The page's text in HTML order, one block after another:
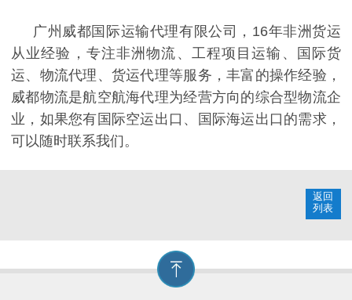
广州威都国际运输代理有限公司，16年非洲货运
从业经验，专注非洲物流、工程项目运输、国际货
运、物流代理、货运代理等服务，丰富的操作经验，
威都物流是航空航海代理为经营方向的综合型物流企
业，如果您有国际空运出口、国际海运出口的需求，
可以随时联系我们。
返回
列表